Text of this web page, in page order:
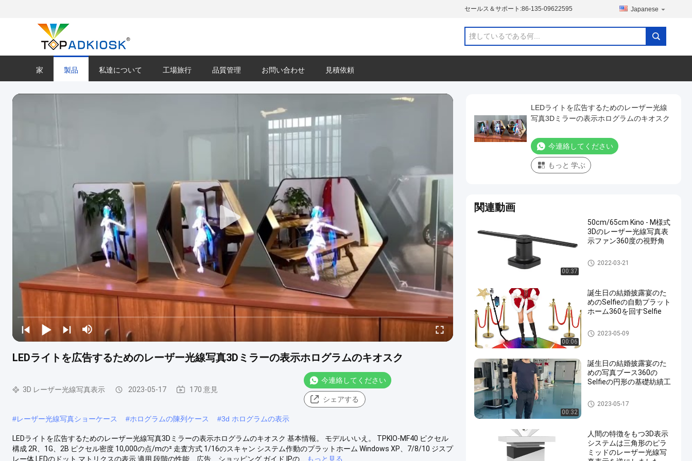
セールス＆サポート:86-135-09622595 Japanese
家 製品 私達について 工場旅行 品質管理 お問い合わせ 見積依頼
LEDライトを広告するためのレーザー光線写真3Dミラーの表示ホログラムのキオスク
3D レーザー光線写真表示 2023-05-17 170 意見
今連絡してください
シェアする
#レーザー光線写真ショーケース #ホログラムの陳列ケース #3d ホログラムの表示
LEDライトを広告するためのレーザー光線写真3Dミラーの表示ホログラムのキオスク 基本情報。 モデルいいえ。 TPKIO-MF40 ピクセル
構成 2R、1G、2B ピクセル密度 10,000の点/mの² 走査方式 1/16のスキャン システム作動のプラットホーム Windows XP、7/8/10 ジスプ
レー体 LEDのドット マトリクスの表示 適用 段階の性能、広告、ショッピング ガイド IPの...
もっと見る
LEDライトを広告するためのレーザー光線
写真3Dミラーの表示ホログラムのキオスク
今連絡してください
もっと 学ぶ
関連動画
00:37
50cm/65cm Kino - M様式
3Dのレーザー光線写真表
示ファン360度の視野角
3D レーザー光線写真表示
2022-03-21
00:06
誕生日の結婚披露宴のた
めのSelfieの自動プラット
ホーム360を回すSelfie
3D レーザー光線写真表示
2023-05-09
00:32
誕生日の結婚披露宴のた
めの写真ブース360の
Selfieの円形の基礎紡績工
3D レーザー光線写真表示
2023-05-17
人間の特徴をもつ3D表示
システムは三角形のピラ
ミッドのレーザー光線写